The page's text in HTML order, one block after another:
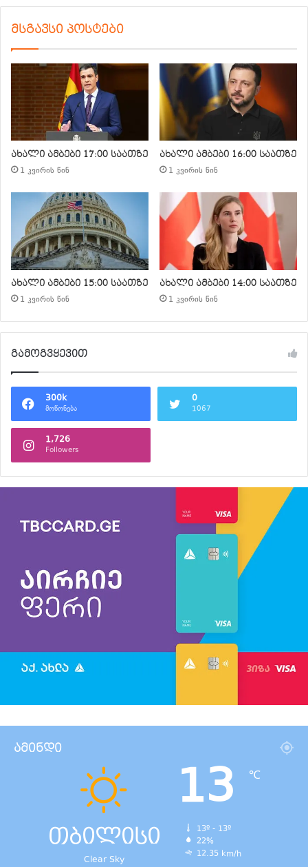
მსგავსი პოსტები
ახალი ამბები 17:00 საათზე
1 კვირის წინ
ახალი ამბები 16:00 საათზე
1 კვირის წინ
ახალი ამბები 15:00 საათზე
1 კვირის წინ
ახალი ამბები 14:00 საათზე
1 კვირის წინ
გამოგვყევით
300k
მოწონება
0
1067
1,726
Followers
ამინდი
თბილისი
Clear Sky
13 ℃
13º - 13º
22%
12.35 km/h